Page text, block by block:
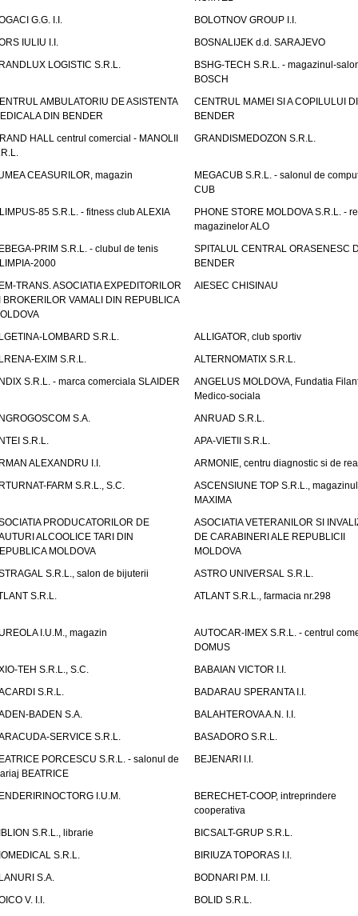
G.G. I.I.
BOLOTNOV GROUP I.I.
IULIU I.I.
BOSNALIJEK d.d. SARAJEVO
LOGISTIC S.R.L.
BSHG-TECH S.R.L. - magazinul-
BOSCH
AMBULATORIU DE ASISTENTA
DIN BENDER
CENTRUL MAMEI SI A COPILULUI
BENDER
HALL centrul comercial - MANOLII
GRANDISMEDOZON S.R.L.
CEASURILOR, magazin
MEGACUB S.R.L. - salonul de
CUB
85 S.R.L. - fitness club ALEXIA
PHONE STORE MOLDOVA S.R.L. -
magazinelor ALO
PRIM S.R.L. - clubul de tenis
2000
SPITALUL CENTRAL ORASENESC
BENDER
TRANS. ASOCIATIA EXPEDITORILOR
BROKERILOR VAMALI DIN REPUBLICA
AIESEC CHISINAU
LOMBARD S.R.L.
ALLIGATOR, club sportiv
EXIM S.R.L.
ALTERNOMATIX S.R.L.
S.R.L. - marca comerciala SLAIDER
ANGELUS MOLDOVA, Fundatia
Medico-sociala
S.A.
ANRUAD S.R.L.
S.R.L.
APA-VIETII S.R.L.
ALEXANDRU I.I.
ARMONIE, centru diagnostic si de
FARM S.R.L., S.C.
ASCENSIUNE TOP S.R.L., magazinul
MAXIMA
PRODUCATORILOR DE
ALCOOLICE TARI DIN
MOLDOVA
ASOCIATIA VETERANILOR SI
DE CARABINERI ALE REPUBLICII
MOLDOVA
S.R.L., salon de bijuterii
ASTRO UNIVERSAL S.R.L.
S.R.L.
ATLANT S.R.L., farmacia nr.298
I.U.M., magazin
AUTOCAR-IMEX S.R.L. - centrul
DOMUS
TEH S.R.L., S.C.
BABAIAN VICTOR I.I.
S.R.L.
BADARAU SPERANTA I.I.
BADEN S.A.
BALAHTEROVA A.N. I.I.
SERVICE S.R.L.
BASADORO S.R.L.
PORCESCU S.R.L. - salonul de
BEATRICE
BEJENARI I.I.
I.U.M.
BERECHET-COOP, intreprindere
cooperativa
S.R.L., librarie
BICSALT-GRUP S.R.L.
S.R.L.
BIRIUZA TOPORAS I.I.
S.A.
BODNARI P.M. I.I.
V. I.I.
BOLID S.R.L.